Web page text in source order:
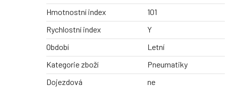
Hmotnostní index
101
Rychlostní index
Y
Období
Letní
Kategorie zboží
Pneumatiky
Dojezdová
ne